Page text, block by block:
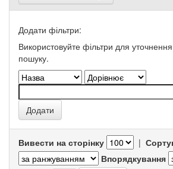
Додати фільтри:
Використовуйте фільтри для уточнення
пошуку.
Вивести на сторінку |
Впорядкування